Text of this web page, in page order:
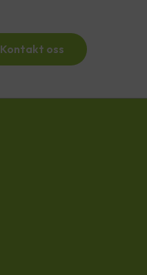
Kontakt oss